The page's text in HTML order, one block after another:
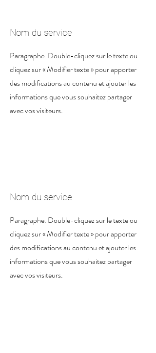
Nom du service
Paragraphe. Double-cliquez sur le texte ou
cliquez sur « Modifier texte » pour apporter
des modifications au contenu et ajouter les
informations que vous souhaitez partager
avec vos visiteurs.
Nom du service
Paragraphe. Double-cliquez sur le texte ou
cliquez sur « Modifier texte » pour apporter
des modifications au contenu et ajouter les
informations que vous souhaitez partager
avec vos visiteurs.